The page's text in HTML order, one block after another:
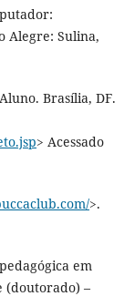
Alegre: Sulina,
Brasília, DF.
> Acessado
>.
em
(doutorado) –